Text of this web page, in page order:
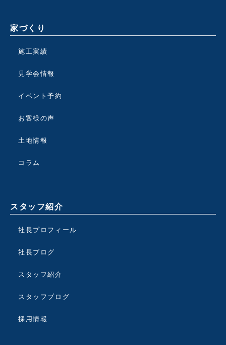
家づくり
施工実績
見学会情報
イベント予約
お客様の声
土地情報
コラム
スタッフ紹介
社長プロフィール
社長ブログ
スタッフ紹介
スタッフブログ
採用情報